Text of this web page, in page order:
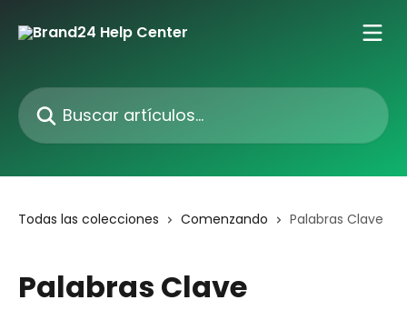
Buscar artículos...
Todas las colecciones Comenzando Palabras Clave
Palabras Clave